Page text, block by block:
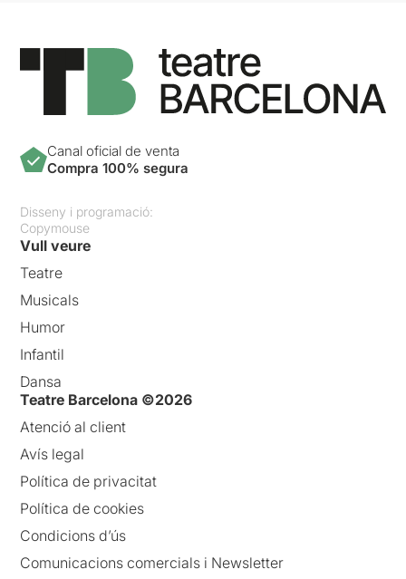
Canal oficial de venta
Compra 100% segura
Disseny i programació:
Copymouse
Vull veure
Teatre
Musicals
Humor
Infantil
Dansa
Teatre Barcelona ©2026
Atenció al client
Avís legal
Política de privacitat
Política de cookies
Condicions d’ús
Comunicacions comercials i Newsletter